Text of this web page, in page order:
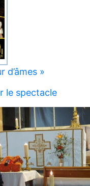
d’âmes »
le spectacle